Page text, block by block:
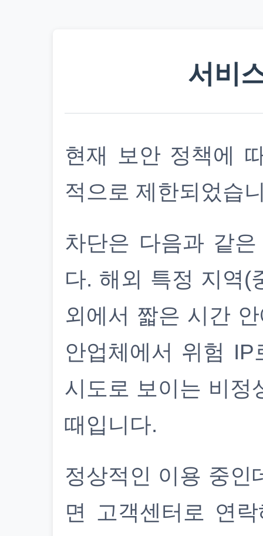
서비
현재 보안 정책에
적으로 제한되었습
차단은 다음과 같
다. 해외 특정 지역(
외에서 짧은 시간
안업체에서 위험
시도로 보이는 비정
때입니다.
정상적인 이용 중인
면 고객센터로 연